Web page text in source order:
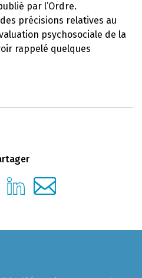
par l’Ordre.
précisions relatives au
psychosociale de la
rappelé quelques